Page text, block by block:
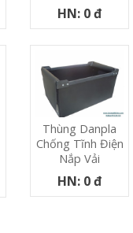
HN: 0 đ
Thùng Danpla
Chống Tĩnh Điện
Nắp Vải
HN: 0 đ